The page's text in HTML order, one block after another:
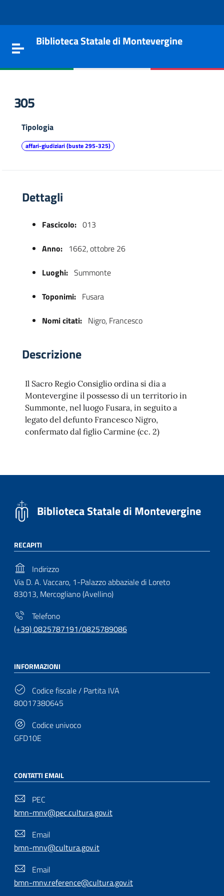
Toggle navigation
Biblioteca Statale di Montevergine
305
Tipologia
affari-giudiziari (buste 295-325)
Dettagli
Fascicolo: 013
Anno: 1662, ottobre 26
Luoghi: Summonte
Toponimi: Fusara
Nomi citati: Nigro, Francesco
Descrizione
Il Sacro Regio Consiglio ordina si dia a
Montevergine il possesso di un territorio in
Summonte, nel luogo Fusara, in seguito a
legato del defunto Francesco Nigro,
confermato dal figlio Carmine (cc. 2)
Biblioteca Statale di Montevergine
RECAPITI
Indirizzo
Via D. A. Vaccaro, 1-Palazzo abbaziale di Loreto
83013, Mercogliano (Avellino)
Telefono
(+39) 0825787191/0825789086
INFORMAZIONI
Codice fiscale / Partita IVA
80017380645
Codice univoco
GFD10E
CONTATTI EMAIL
PEC
bmn-mnv@pec.cultura.gov.it
Email
bmn-mnv@cultura.gov.it
Email
bmn-mnv.reference@cultura.gov.it